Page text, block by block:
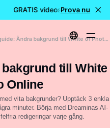
GRATIS videoskapande med
Prova nu
3-Min guide: Ändra bakgrund till White of Photo Online
till White
Online
vita bakgrunder? Upptäck 3 enkla
minuter. Börja med Dreaminas AI-
redigeringar varje gång.